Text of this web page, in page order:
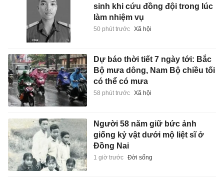
sinh khi cứu đồng đội trong lúc
làm nhiệm vụ
50 phút trước Xã hội
Dự báo thời tiết 7 ngày tới: Bắc
Bộ mưa dông, Nam Bộ chiều tối
có thể có mưa
58 phút trước Xã hội
Người 58 năm giữ bức ảnh
giống kỷ vật dưới mộ liệt sĩ ở
Đồng Nai
1 giờ trước Đời sống